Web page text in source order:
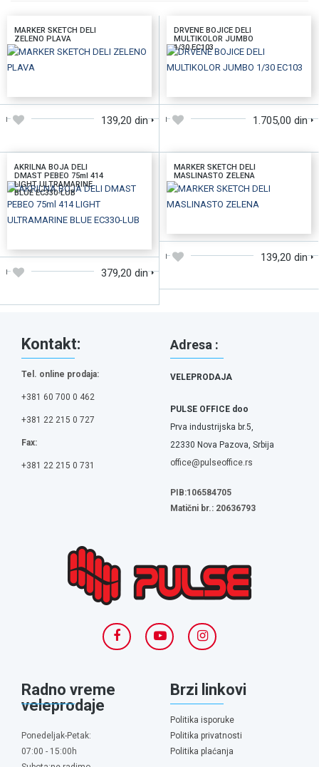
MARKER SKETCH DELI
ZELENO PLAVA
139,20 din
DRVENE BOJICE DELI
MULTIKOLOR JUMBO
1/30 EC103
1.705,00 din
AKRILNA BOJA DELI
DMAST PEBEO 75ml 414
LIGHT ULTRAMARINE
BLUE EC330-LUB
379,20 din
MARKER SKETCH DELI
MASLINASTO ZELENA
139,20 din
Kontakt:
Tel. online prodaja:
+381 60 700 0 462
+381 22 215 0 727
Fax:
+381 22 215 0 731
Adresa :
VELEPRODAJA
PULSE OFFICE doo
Prva industrijska br.5,
22330 Nova Pazova, Srbija
office@pulseoffice.rs
PIB:106584705
Matični br.: 20636793
Radno vreme
veleprodaje
Ponedeljak-Petak:
07:00 - 15:00h
Brzi linkovi
Politika isporuke
Politika privatnosti
Politika plaćanja